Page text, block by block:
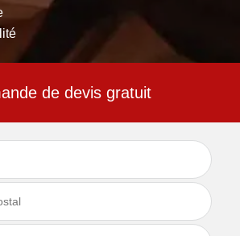
de devis gratuit